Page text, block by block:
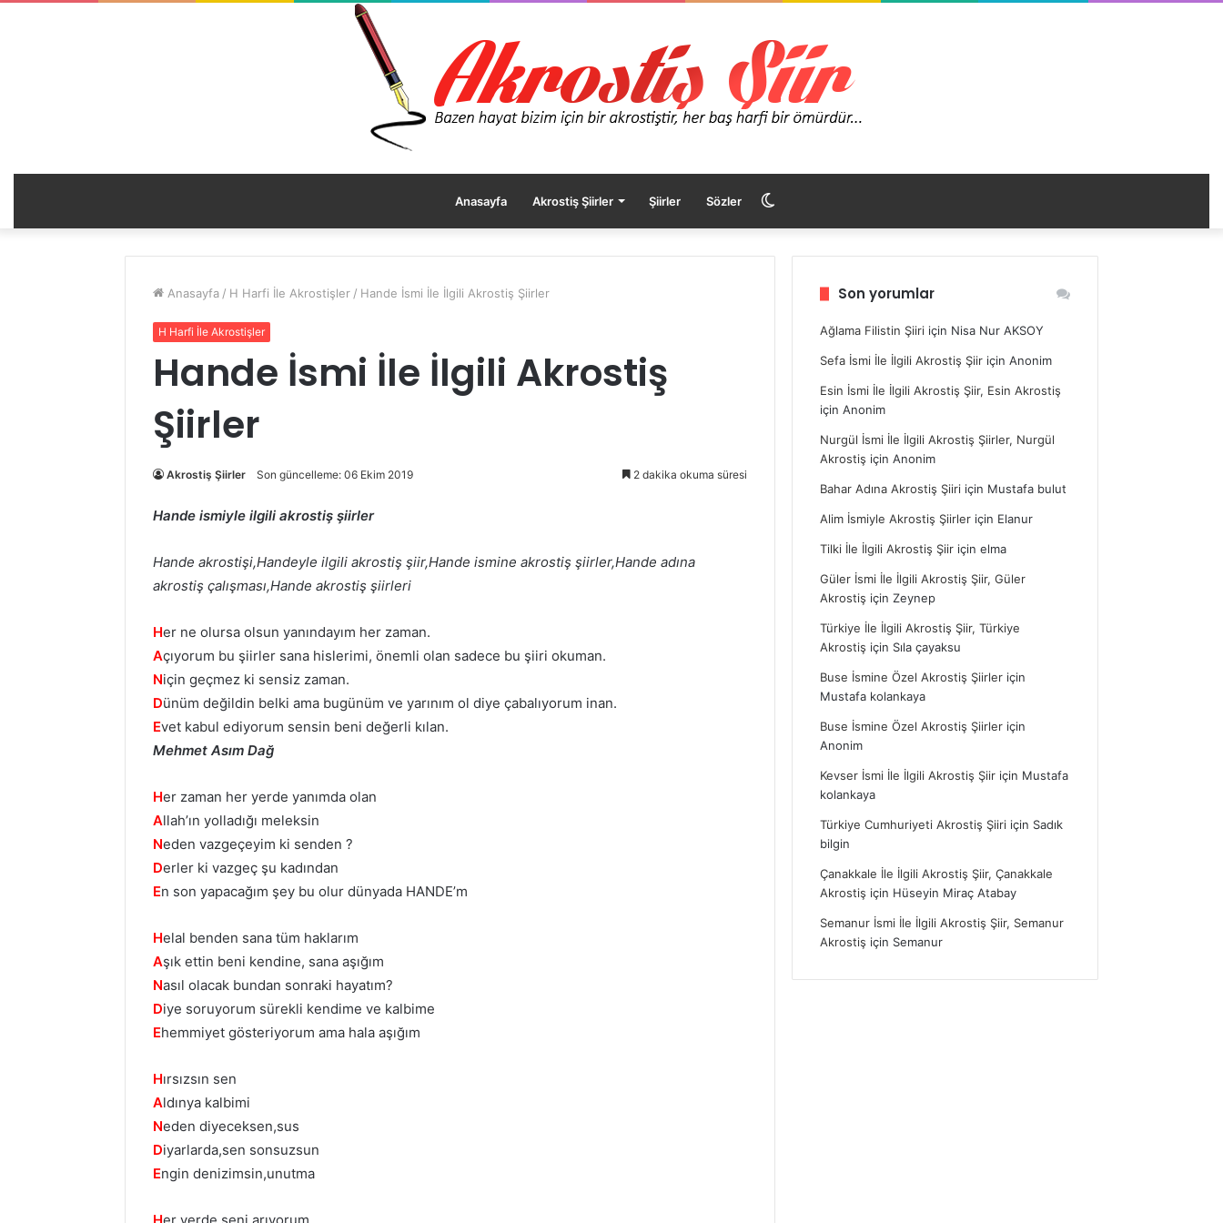
Anasayfa Akrostiş Şiirler Şiirler Sözler
görünümü
Anasayfa / H Harfi İle Akrostişler / Hande İsmi İle İlgili Akrostiş Şiirler
H Harfi İle Akrostişler
Hande İsmi İle İlgili Akrostiş
Şiirler
Akrostiş Şiirler Son güncelleme: 06 Ekim 2019 2 dakika okuma süresi
Hande ismiyle ilgili akrostiş şiirler
Hande akrostişi,Handeyle ilgili akrostiş şiir,Hande ismine akrostiş şiirler,Hande adına
akrostiş çalışması,Hande akrostiş şiirleri
Her ne olursa olsun yanındayım her zaman.
Açıyorum bu şiirler sana hislerimi, önemli olan sadece bu şiiri okuman.
Niçin geçmez ki sensiz zaman.
Dünüm değildin belki ama bugünüm ve yarınım ol diye çabalıyorum inan.
Evet kabul ediyorum sensin beni değerli kılan.
Mehmet Asım Dağ
Her zaman her yerde yanımda olan
Allah’ın yolladığı meleksin
Neden vazgeçeyim ki senden ?
Derler ki vazgeç şu kadından
En son yapacağım şey bu olur dünyada HANDE’m
Helal benden sana tüm haklarım
Aşık ettin beni kendine, sana aşığım
Nasıl olacak bundan sonraki hayatım?
Diye soruyorum sürekli kendime ve kalbime
Ehemmiyet gösteriyorum ama hala aşığım
Hırsızsın sen
Aldınya kalbimi
Neden diyeceksen,sus
Diyarlarda,sen sonsuzsun
Engin denizimsin,unutma
Son yorumlar
Ağlama Filistin Şiiri için Nisa Nur AKSOY
Sefa İsmi İle İlgili Akrostiş Şiir içinAnonim
Esin İsmi İle İlgili Akrostiş Şiir, Esin Akrostiş
içinAnonim
Nurgül İsmi İle İlgili Akrostiş Şiirler, Nurgül
Akrostiş içinAnonim
Bahar Adına Akrostiş Şiiri için Mustafa bulut
Alim İsmiyle Akrostiş Şiirler için Elanur
Tilki İle İlgili Akrostiş Şiir içinelma
Güler İsmi İle İlgili Akrostiş Şiir, Güler
Akrostiş içinZeynep
Türkiye İle İlgili Akrostiş Şiir, Türkiye
Akrostiş için Sıla çayaksu
Buse İsmine Özel Akrostiş Şiirler için
Mustafa kolankaya
Buse İsmine Özel Akrostiş Şiirler için
Anonim
Kevser İsmi İle İlgili Akrostiş Şiir için Mustafa
kolankaya
Türkiye Cumhuriyeti Akrostiş Şiiri için Sadık
bilgin
Çanakkale İle İlgili Akrostiş Şiir, Çanakkale
Akrostiş için Hüseyin Miraç Atabay
Semanur İsmi İle İlgili Akrostiş Şiir, Semanur
Akrostiş için Semanur